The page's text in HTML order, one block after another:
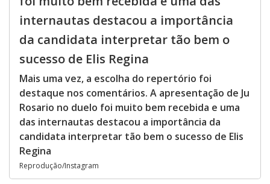
internautas destacou a importância
da candidata interpretar tão bem o
sucesso de Elis Regina
Mais uma vez, a escolha do repertório foi
destaque nos comentários. A apresentação de Ju
Rosario no duelo foi muito bem recebida e uma
das internautas destacou a importância da
candidata interpretar tão bem o sucesso de Elis
Regina
Reprodução/Instagram